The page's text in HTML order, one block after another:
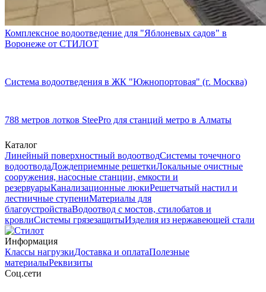
Комплексное водоотведение для "Яблоневых садов" в
Воронеже от СТИЛОТ
Система водоотведения в ЖК "Южнопортовая" (г. Москва)
788 метров лотков SteePro для станций метро в Алматы
Каталог
Линейный поверхностный водоотводСистемы точечного
водоотводаДождеприемные решеткиЛокальные очистные
сооружения, насосные станции, емкости и
резервуарыКанализационные люкиРешетчатый настил и
лестничные ступениМатериалы для
благоустройстваВодоотвод с мостов, стилобатов и
кровлиСистемы грязезащитыИзделия из нержавеющей стали
Информация
Классы нагрузкиДоставка и оплатаПолезные
материалыРеквизиты
Cоц.сети